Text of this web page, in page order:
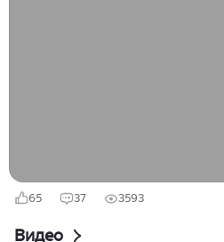
65 37 3593
Видео